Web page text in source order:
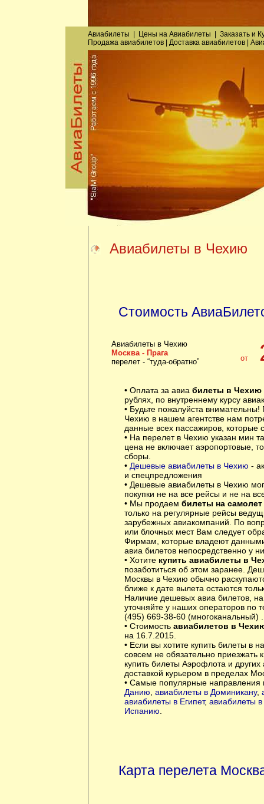
Авиабилеты Цены на Авиабилеты Заказатьи
Продажа авиабилетов| Доставка авиабилетов|
Авиабилеты в Чехию
Стоимость
Авиабилеты в Чехию
Москва - Прага
перелет - “туда-обратно”
от
• Оплата за авиа билеты в Чехию
рублях, по внутреннему курсу
• Будьте пожалуйста внимательны!
Чехию в нашем агентстве нам
данные всех пассажиров, которые
• На перелет в Чехию указан мин
цена не включает аэропортовые,
сборы.
• Дешевые авиабилеты в Чехию -
и спецпредложения
• Дешевые авиабилеты в Чехию
покупки не на все рейсы и не на
• Мы продаем билеты на
только на регулярные рейсы
зарубежных авиакомпаний. По
или блочных мест Вам следует
Фирмам, которые владеют
авиа билетов непосредственно у
• Хотите купить авиабилеты в
позаботиться об этом заранее.
Москвы в Чехию обычно
ближе к дате вылета остаются
Наличие дешевых авиа билетов,
уточняйте у наших операторов по
(495) 669-38-60 (многоканальный) .
• Стоимость авиабилетов в
на 16.7.2015.
• Если вы хотите купить билеты в
совсем не обязательно
купить билеты Аэрофлота и
доставкой курьером в пределах
• Самые популярные направления
Данию авиабилеты в Доминикану,
авиабилеты в Египет, авиабилеты
Испанию
Карта перелета